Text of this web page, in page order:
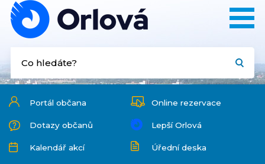
Portál občana Online rezervace
Dotazy občanů Lepší Orlová
Kalendář akcí Úřední deska